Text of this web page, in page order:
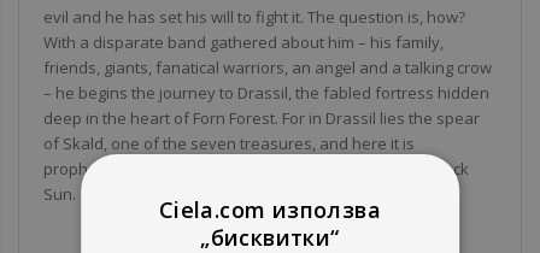
evil and he has set his will to fight it. The question is, how?
With a disparate band gathered about him – his family,
friends, giants, fanatical warriors, an angel and a talking crow
– he begins the journey to Drassil, the fabled fortress hidden
deep in the heart of Forn Forest. For in Drassil lies the spear
of Skald, one of the seven treasures, and here it is
prophesied that the Bright Star will stand against the Black
Sun.
Ciela.com използва
„бисквитки“